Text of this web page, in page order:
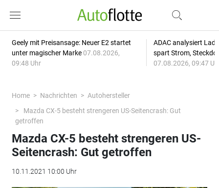
Geely mit Preisansage: Neuer E2 startet
unter magischer Marke 07.08.2026,
09:48 Uhr
ADAC analysiert
spart Strom,
07.08.2026, 09:47
Home Nachrichten
Autohersteller
Mazda CX-5 besteht strengeren US-Seitencrash: Gut
getroffen
Mazda CX-5 besteht strengeren US-
Seitencrash: Gut getroffen
10.11.2021 10:00 Uhr